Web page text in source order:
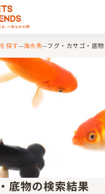
探す 海水魚 フグ・カサゴ・底物
底物の検索結果